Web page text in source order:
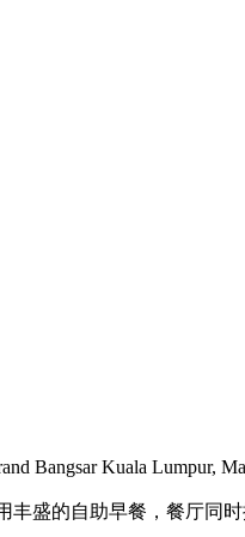
Bangsar Kuala Lumpur,
盛的自助早餐，餐厅同